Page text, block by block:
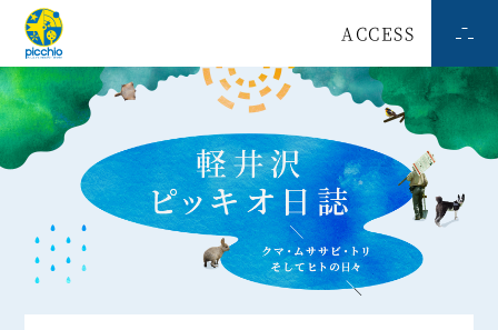
ACCESS